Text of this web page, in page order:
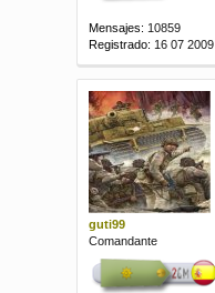
Mensajes: 10859
Registrado: 16 07 2009
guti99
Comandante